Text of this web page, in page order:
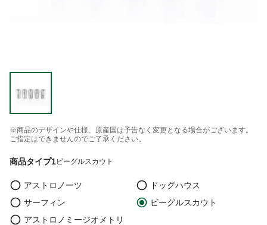
※商品のデザインや仕様、原産国は予告なく変更となる場合がございます。
ご指定はできませんのでご了承ください。
商品タイプ1ビーグルスカウト
アストロノーツ
ドッグハウス
サーフィン
ビーグルスカウト
アストロノミージオメトリ